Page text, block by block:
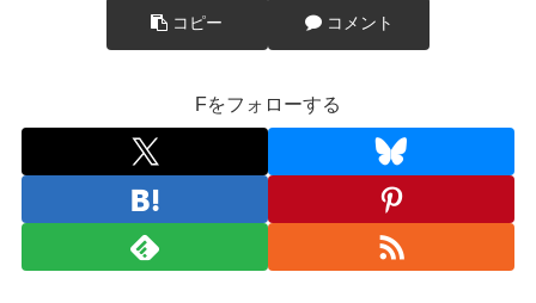
コピー コメント
Fをフォローする